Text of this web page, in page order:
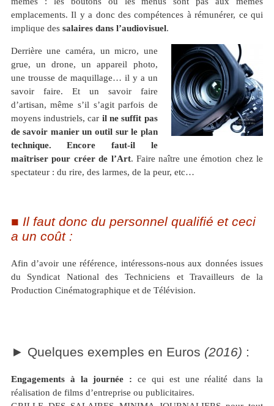
emplacements. Il y a donc des compétences à rémunérer, ce qui
implique des salaires dans l’audiovisuel.
Derrière une caméra, un micro, une
grue, un drone, un appareil photo,
une trousse de maquillage… il y a un
savoir faire. Et un savoir faire
d’artisan, même s’il s’agit parfois de
moyens industriels, car il ne suffit pas
de savoir manier un outil sur le plan
technique. Encore faut-il le
maîtriser pour créer de l’Art. Faire naître une émotion chez le
spectateur : du rire, des larmes, de la peur, etc…
Il faut donc du personnel qualifié et ceci
a un coût :
Afin d’avoir une référence, intéressons-nous aux données issues
du Syndicat National des Techniciens et Travailleurs de la
Production Cinématographique et de Télévision.
Quelques exemples en Euros (2016) :
Engagements à la journée :ce qui est une réalité dans la
réalisation de films d’entreprise ou publicitaires.